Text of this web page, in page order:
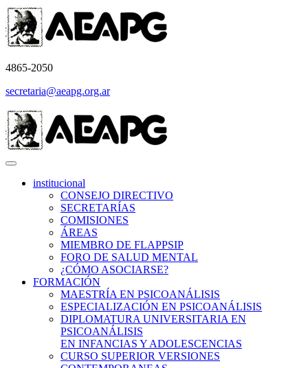
4865-2050
secretaria@aeapg.org.ar
institucional
CONSEJO DIRECTIVO
SECRETARÍAS
COMISIONES
ÁREAS
MIEMBRO DE FLAPPSIP
FORO DE SALUD MENTAL
¿CÓMO ASOCIARSE?
FORMACIÓN
MAESTRÍA EN PSICOANÁLISIS
ESPECIALIZACIÓN EN PSICOANÁLISIS
DIPLOMATURA UNIVERSITARIA EN
PSICOANÁLISIS
EN INFANCIAS Y ADOLESCENCIAS
CURSO SUPERIOR VERSIONES